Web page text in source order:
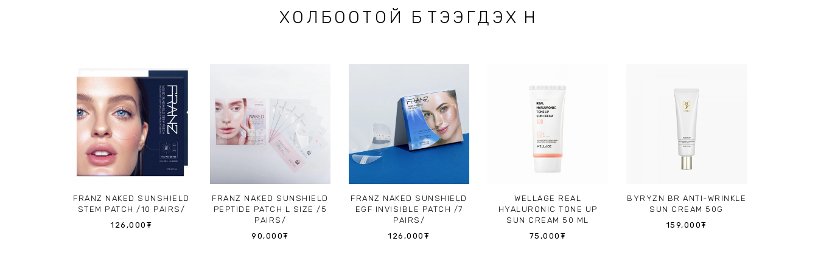
ХОЛБООТОЙ БҮТЭЭГДЭХҮҮН
FRANZ NAKED SUNSHIELD
STEM PATCH /10 PAIRS/
126,000 ₮
FRANZ NAKED SUNSHIELD
PEPTIDE PATCH L SIZE /5
PAIRS/
90,000₮
FRANZ NAKED SUNSHIELD
EGF INVISIBLE PATCH /7
PAIRS/
126,000 ₮
WELLAGE REAL
HYALURONIC TONE UP
SUN CREAM 50 ML
75,000 ₮
BYRYZN BR ANTI-WRINKLE
SUN CREAM 50G
159,000₮